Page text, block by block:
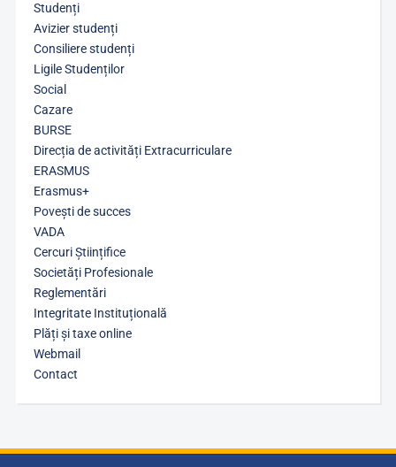
Studenți
Avizier studenți
Consiliere studenți
Ligile Studenților
Social
Cazare
BURSE
Direcția de activități Extracurriculare
ERASMUS
Erasmus+
Povești de succes
VADA
Cercuri Științifice
Societăți Profesionale
Reglementări
Integritate Instituțională
Plăți și taxe online
Webmail
Contact